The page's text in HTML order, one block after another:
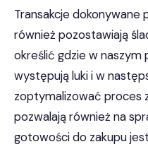
Transakcje dokonywane
również pozostawiają
określić gdzie w
występują luki i w
zoptymalizować proces
pozwalają również na
gotowości do zakupu